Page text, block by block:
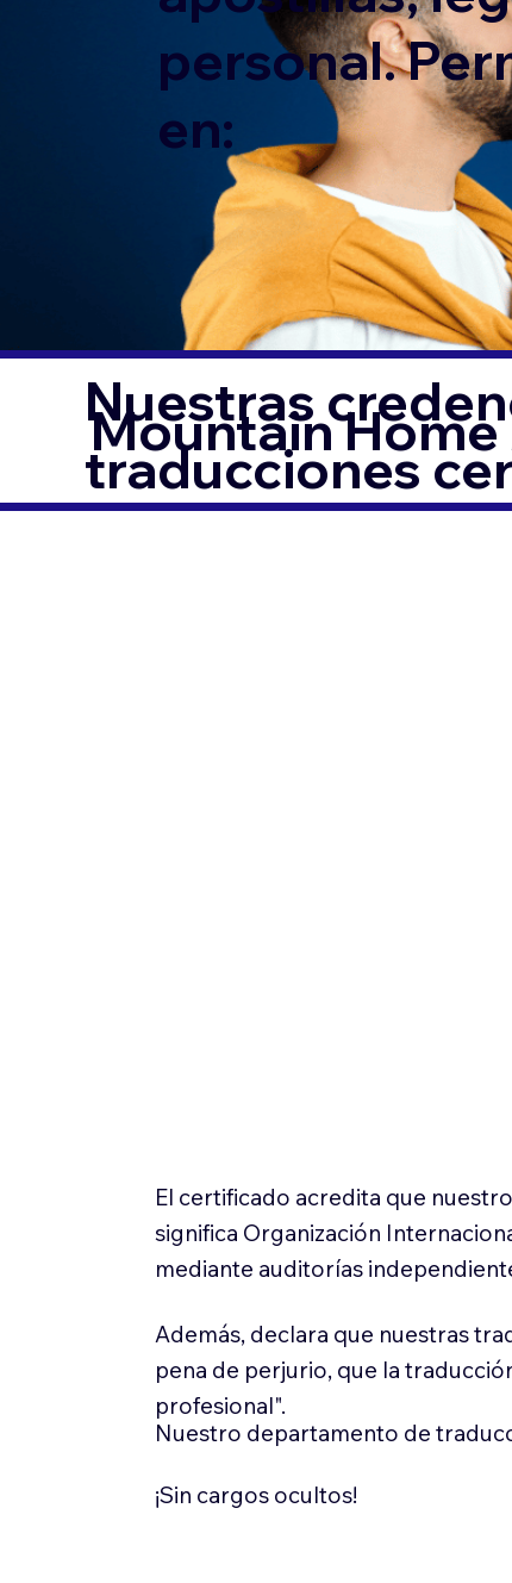
personal.
en:
Nuestras
traducciones
Mountain Home
El certificado acredita que
significa Organización
mediante auditorías
Además, declara que nuestras
pena de perjurio, que la
profesional".
Nuestro departamento de
¡Sin cargos ocultos!